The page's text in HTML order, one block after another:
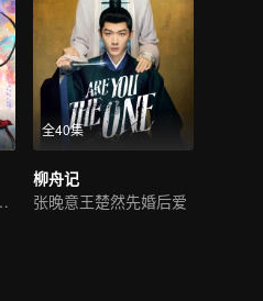
黑莲花
全40集
柳舟记
张晚意王楚然先婚后爱